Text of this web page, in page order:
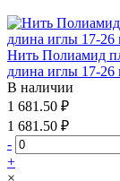
Нить Полиамид
длина иглы 17-
В наличии
1 681.50 ₽
1 681.50 ₽
-
+
×